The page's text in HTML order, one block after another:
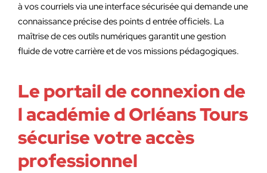
à vos courriels via une interface sécurisée qui demande une
connaissance précise des points d entrée officiels. La
maîtrise de ces outils numériques garantit une gestion
fluide de votre carrière et de vos missions pédagogiques.
Le portail de connexion de
l académie d Orléans Tours
sécurise votre accès
professionnel